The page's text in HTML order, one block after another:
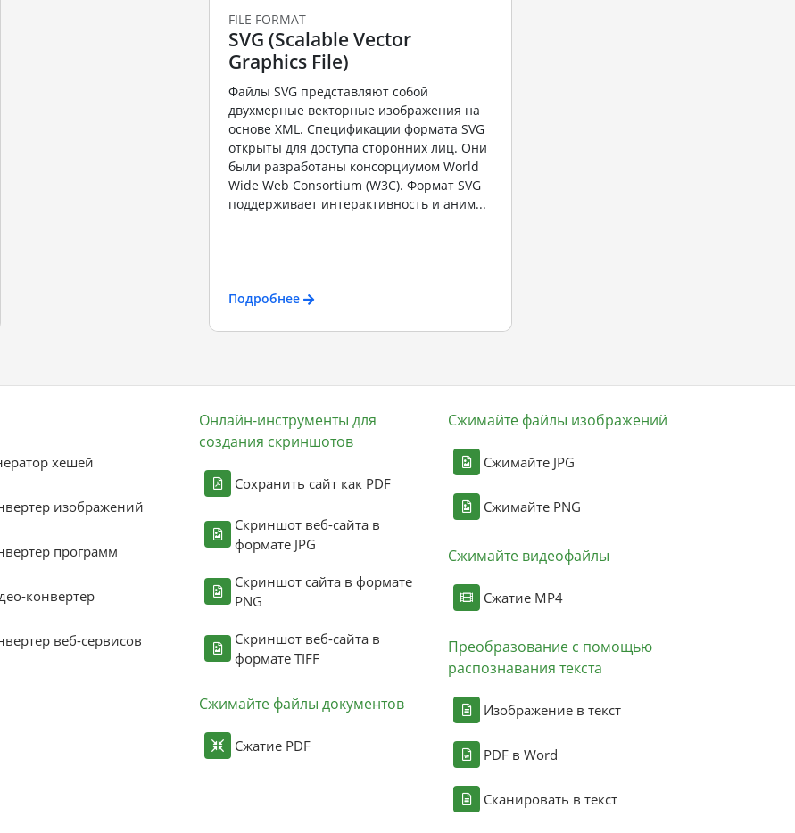
FILE FORMAT
SVG (Scalable Vector
Graphics File)
Файлы SVG представляют собой
двухмерные векторные изображения на
основе XML. Спецификации формата SVG
открыты для доступа сторонних лиц. Они
были разработаны консорциумом World
Wide Web Consortium (W3C). Формат SVG
поддерживает интерактивность и аним...
Подробнее
хешей
изображений
программ
конвертер
веб-сервисов
Онлайн-инструменты для
создания скриншотов
Сохранить сайт как PDF
Скриншот веб-сайта в
формате JPG
Скриншот сайта в формате
PNG
Скриншот веб-сайта в
формате TIFF
Сжимайте файлы документов
Сжатие PDF
Сжимайте файлы изображений
Сжимайте JPG
Сжимайте PNG
Сжимайте видеофайлы
Сжатие MP4
Преобразование с помощью
распознавания текста
Изображение в текст
PDF в Word
Сканировать в текст